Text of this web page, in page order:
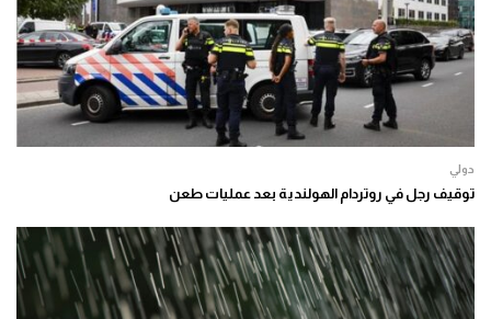
دولي
توقيف رجل في روتردام الهولندية بعد عمليات طعن